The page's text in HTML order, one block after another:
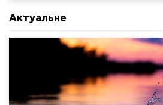
Актуальне